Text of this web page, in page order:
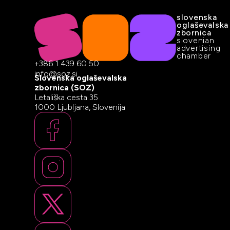
slovenska
oglaševalska
zbornica
slovenian
advertising
chamber
+386 1 439 60 50
info@soz.si
Slovenska oglaševalska
zbornica (SOZ)
Letališka cesta 35
1000 Ljubljana, Slovenija